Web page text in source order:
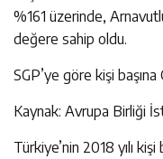
%161 üzerinde,
değere sahip oldu.
SGP’ye göre kişi
Kaynak: Avrupa Birliği
Türkiye’nin 2018 yılı